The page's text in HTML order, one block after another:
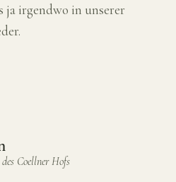
ja irgendwo in unserer
Coellner Hofs